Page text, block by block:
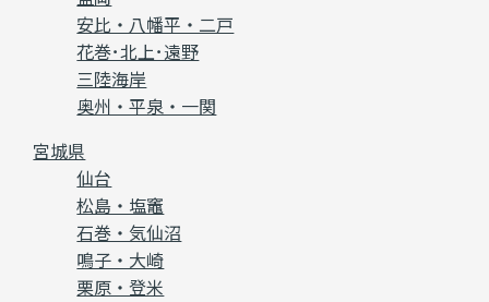
安比・八幡平・二戸
花巻･北上･遠野
三陸海岸
奥州・平泉・一関
宮城県
仙台
松島・塩竈
石巻・気仙沼
鳴子・大崎
栗原・登米